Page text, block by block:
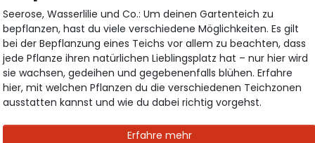
Seerose, Wasserlilie und Co.: Um deinen Gartenteich zu
bepflanzen, hast du viele verschiedene Möglichkeiten. Es gilt
bei der Bepflanzung eines Teichs vor allem zu beachten, dass
jede Pflanze ihren natürlichen Lieblingsplatz hat – nur hier wird
sie wachsen, gedeihen und gegebenenfalls blühen. Erfahre
hier, mit welchen Pflanzen du die verschiedenen Teichzonen
ausstatten kannst und wie du dabei richtig vorgehst.
Erfahre mehr